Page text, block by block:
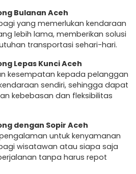
Bulanan Aceh
yang memerlukan kendaraan
lebih lama, memberikan solusi
transportasi sehari-hari.
Lepas Kunci Aceh
kesempatan kepada pelanggan
sendiri, sehingga dapat
kebebasan dan fleksibilitas
dengan Sopir Aceh
untuk kenyamanan
wisatawan atau siapa saja
tanpa harus repot